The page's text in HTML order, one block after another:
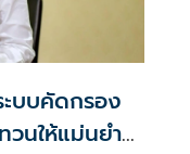
บบคัดกรอง
นให้แม่นยำ